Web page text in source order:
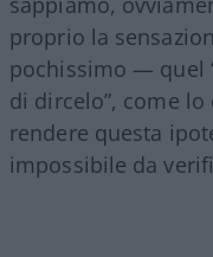
proprio la
pochissimo — quel
di dircelo”, come
rendere questa
impossibile da